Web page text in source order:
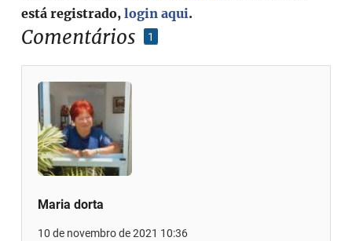
Comentários 1
Maria dorta
10 de novembro de 2021 10:36
está registrado,login aqui.